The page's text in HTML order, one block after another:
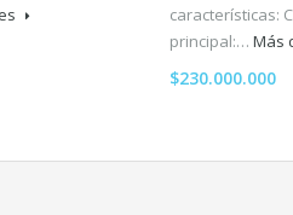
características:
principal:… Más
$230.000.000